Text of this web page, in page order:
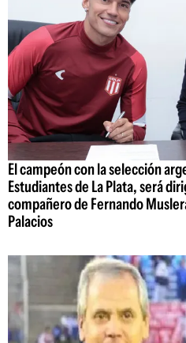
El campeón con la selección
Estudiantes de La Plata, será
compañero de Fernando
Palacios